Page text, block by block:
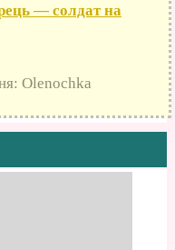
— солдат на
Olenochka